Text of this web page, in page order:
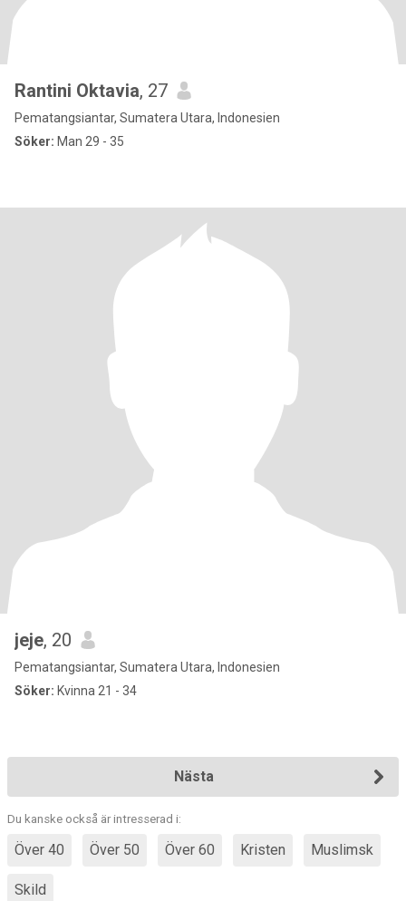
Rantini Oktavia, 27
Pematangsiantar, Sumatera Utara, Indonesien
Söker: Man 29 - 35
jeje, 20
Pematangsiantar, Sumatera Utara, Indonesien
Söker: Kvinna 21 - 34
Nästa
Du kanske också är intresserad i:
Över 40 Över 50 Över 60 Kristen Muslimsk
Skild